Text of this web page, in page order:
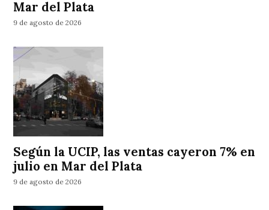
Mar del Plata
9 de agosto de 2026
Según la UCIP, las ventas cayeron 7% en
julio en Mar del Plata
9 de agosto de 2026